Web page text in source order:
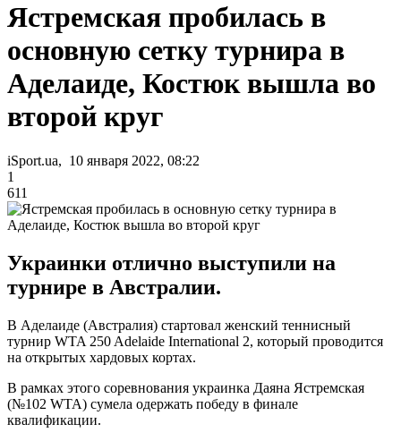
Ястремская пробилась в
основную сетку турнира в
Аделаиде, Костюк вышла во
второй круг
iSport.ua, 10 января 2022, 08:22
1
611
Украинки отлично выступили на
турнире в Австралии.
В Аделаиде (Австралия) стартовал женский теннисный
турнир WTA 250 Adelaide International 2, который проводится
на открытых хардовых кортах.
В рамках этого соревнования украинка Даяна Ястремская
(№102 WTA) сумела одержать победу в финале
квалификации.